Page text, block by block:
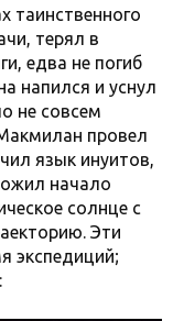
таинственного
терял в
едва не погиб
напился и уснул
не совсем
провел
язык инуитов,
начало
солнце с
Эти
экспедиций;